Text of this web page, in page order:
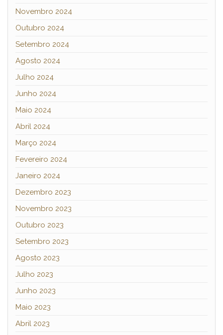
Novembro 2024
Outubro 2024
Setembro 2024
Agosto 2024
Julho 2024
Junho 2024
Maio 2024
Abril 2024
Março 2024
Fevereiro 2024
Janeiro 2024
Dezembro 2023
Novembro 2023
Outubro 2023
Setembro 2023
Agosto 2023
Julho 2023
Junho 2023
Maio 2023
Abril 2023